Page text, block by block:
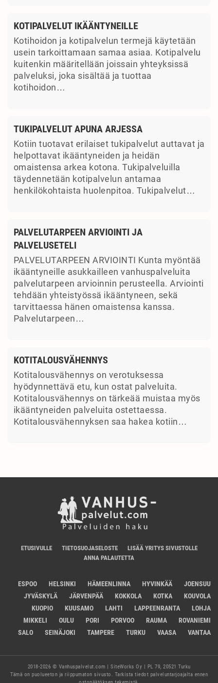
KOTIPALVELUT IKÄÄNTYNEILLE
Kotihoidon ja kotipalvelun termejä käytetään
usein tarkoittamaan samaa asiaa. Kotipalvelu
kuitenkin määritellään joissain yhteyksissä
palveluksi, joka sisältää ja tuottaa
kotihoidon…
TUKIPALVELUT APUNA ARJESSA
Kotiin tuotavat erilaiset tukipalvelut auttavat ja
helpottavat ikääntyneiden ja heidän
omaistensa arkea kotona. Tukipalveluilla
täydennetään kotipalvelun antamaa
henkilökohtaista huolenpitoa. Tukipalvelut…
PALVELUTARPEEN ARVIOINTI JA
PALVELUSETELI
PALVELUTARPEEN ARVIOINTI Kunta myöntää
ikääntyneille asukkailleen vanhuspalveluita
palvelutarpeen arvioinnin perusteella. Arviointi
tehdään yhteistyössä ikääntyneen, sekä
tarvittaessa hänen omaistensa kanssa.
Palvelutarpeen…
KOTITALOUSVÄHENNYS
Kotitalousvähennys on verotuksessa
hyödynnettävä etu, kun ostat palveluita.
Kotitalousvähennys on tärkeää muistaa myös
ikääntyneiden palveluita ostettaessa.
Kotitalousvähennyksen saa hakea kotiin…
ETUSIVULLE TIETOSUOJASELOSTE
LISÄÄ YRITYS SIVUSTOLLE
ANNA PALAUTETTA
ESPOO HELSINKI HÄMEENLINNA HYVINKÄÄ
JOENSUU
JYVÄSKYLÄ
JÄRVENPÄÄ KOKKOLA KOTKA
KOUVOLA
KUOPIO
KUUSAMO LAHTI LAPPEENRANTA
LOHJA
MIKKELI
OULU PORI PORVOO RAUMA
ROVANIEMI
SALO
SEINÄJOKI TAMPERE TURKU VAASA VANTAA
2018-2026 © Vanhuspalvelut.com | SiteWorks Oy | PL 79, 20521 Turku
Tämä on puolueeton ja riippumaton sivusto. Tarkista tiedot palveluntarjoajalta ennen